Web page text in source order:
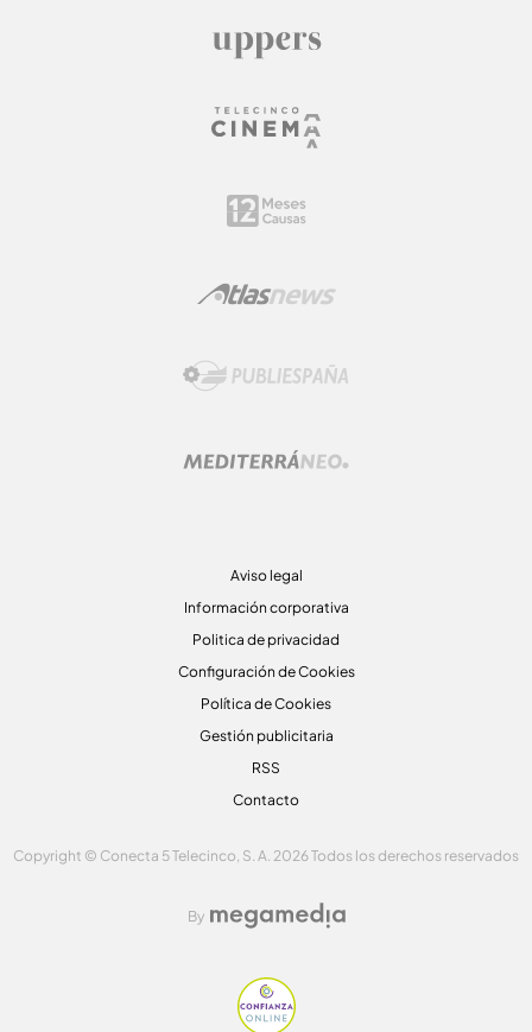
Aviso legal
Información corporativa
Politica de privacidad
Configuración de Cookies
Política de Cookies
Gestión publicitaria
RSS
Contacto
Copyright © Conecta 5 Telecinco, S. A. 2026 Todos los derechos reservados
By